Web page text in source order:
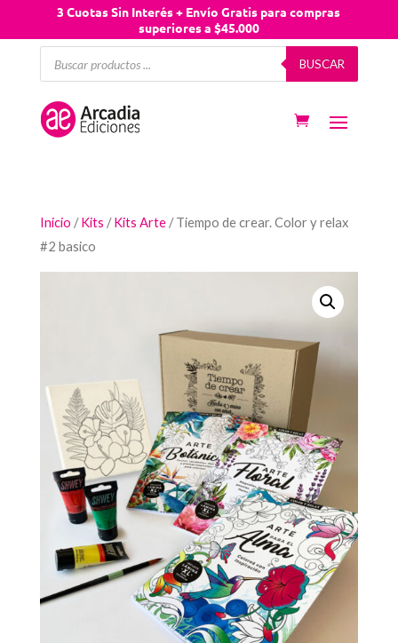
3 Cuotas Sin Interés + Envío Gratis para compras
superiores a $45.000
Búsqueda
productos
BUSCAR
Inicio /Kits /Kits Arte/ Tiempo de crear. Color y relax
#2 basico